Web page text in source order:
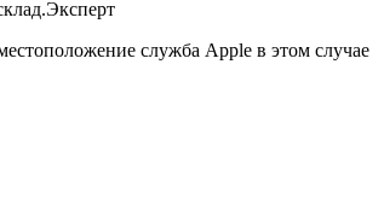
служба Apple в этом случае